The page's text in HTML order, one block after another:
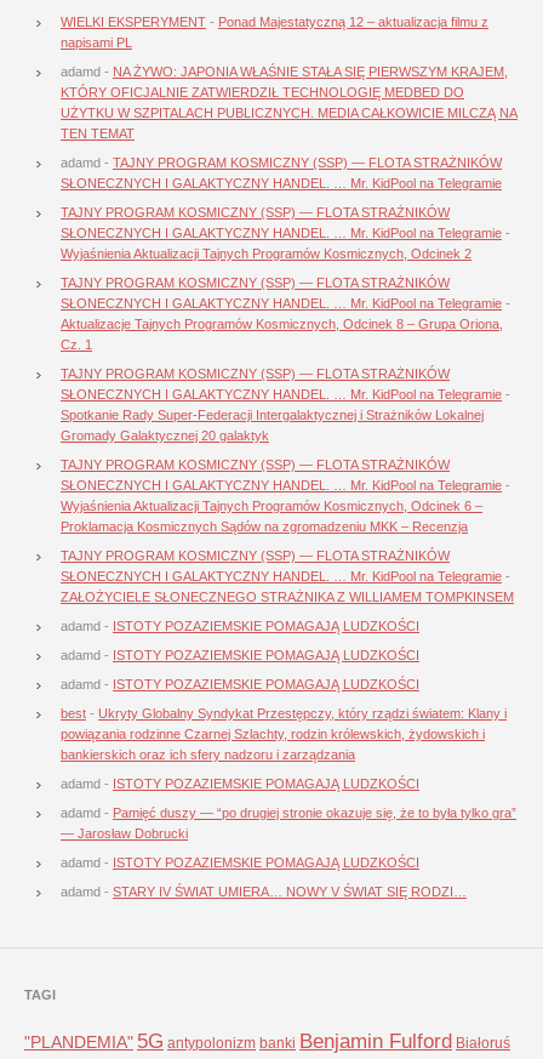
WIELKI EKSPERYMENT - Ponad Majestatyczną 12 – aktualizacja filmu z
napisami PL
adamd - NA ŻYWO: JAPONIA WŁAŚNIE STAŁA SIĘ PIERWSZYM KRAJEM,
KTÓRY OFICJALNIE ZATWIERDZIŁ TECHNOLOGIĘ MEDBED DO
UŻYTKU W SZPITALACH PUBLICZNYCH. MEDIA CAŁKOWICIE MILCZĄ NA
TEN TEMAT
adamd - TAJNY PROGRAM KOSMICZNY (SSP) — FLOTA STRAŻNIKÓW
SŁONECZNYCH I GALAKTYCZNY HANDEL. … Mr. KidPool na Telegramie
TAJNY PROGRAM KOSMICZNY (SSP) — FLOTA STRAŻNIKÓW
SŁONECZNYCH I GALAKTYCZNY HANDEL. … Mr. KidPool na Telegramie -
Wyjaśnienia Aktualizacji Tajnych Programów Kosmicznych, Odcinek 2
TAJNY PROGRAM KOSMICZNY (SSP) — FLOTA STRAŻNIKÓW
SŁONECZNYCH I GALAKTYCZNY HANDEL. … Mr. KidPool na Telegramie -
Aktualizacje Tajnych Programów Kosmicznych, Odcinek 8 – Grupa Oriona,
Cz. 1
TAJNY PROGRAM KOSMICZNY (SSP) — FLOTA STRAŻNIKÓW
SŁONECZNYCH I GALAKTYCZNY HANDEL. … Mr. KidPool na Telegramie -
Spotkanie Rady Super-Federacji Intergalaktycznej i Strażników Lokalnej
Gromady Galaktycznej 20 galaktyk
TAJNY PROGRAM KOSMICZNY (SSP) — FLOTA STRAŻNIKÓW
SŁONECZNYCH I GALAKTYCZNY HANDEL. … Mr. KidPool na Telegramie -
Wyjaśnienia Aktualizacji Tajnych Programów Kosmicznych, Odcinek 6 –
Proklamacja Kosmicznych Sądów na zgromadzeniu MKK – Recenzja
TAJNY PROGRAM KOSMICZNY (SSP) — FLOTA STRAŻNIKÓW
SŁONECZNYCH I GALAKTYCZNY HANDEL. … Mr. KidPool na Telegramie -
ZAŁOŻYCIELE SŁONECZNEGO STRAŻNIKA Z WILLIAMEM TOMPKINSEM
adamd - ISTOTY POZAZIEMSKIE POMAGAJĄ LUDZKOŚCI
adamd - ISTOTY POZAZIEMSKIE POMAGAJĄ LUDZKOŚCI
adamd - ISTOTY POZAZIEMSKIE POMAGAJĄ LUDZKOŚCI
best - Ukryty Globalny Syndykat Przestępczy, który rządzi światem: Klany i
powiązania rodzinne Czarnej Szlachty, rodzin królewskich, żydowskich i
bankierskich oraz ich sfery nadzoru i zarządzania
adamd - ISTOTY POZAZIEMSKIE POMAGAJĄ LUDZKOŚCI
adamd - Pamięć duszy — “po drugiej stronie okazuje się, że to była tylko gra”
— Jarosław Dobrucki
adamd - ISTOTY POZAZIEMSKIE POMAGAJĄ LUDZKOŚCI
adamd - STARY IV ŚWIAT UMIERA… NOWY V ŚWIAT SIĘ RODZI…
TAGI
"PLANDEMIA" 5G antypolonizm banki Benjamin Fulford Białoruś